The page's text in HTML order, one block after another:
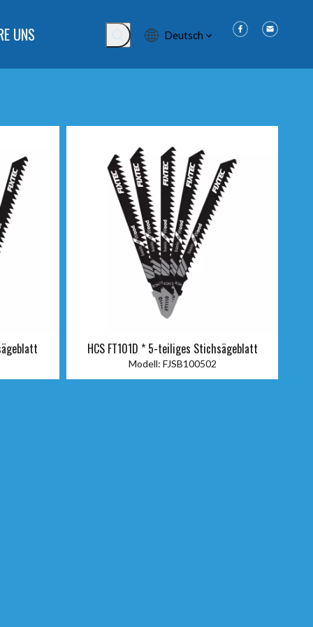
UNS Deutsch
HCS FT101D * 5-teiliges Stichsägeblatt
Modell: FJSB100502